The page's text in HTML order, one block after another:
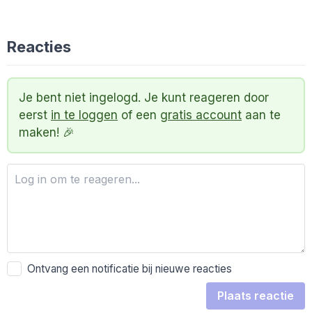
Reacties
Je bent niet ingelogd. Je kunt reageren door
eerst in te loggen of een gratis account aan te
maken! 🎉
Ontvang een notificatie bij nieuwe reacties
Plaats reactie